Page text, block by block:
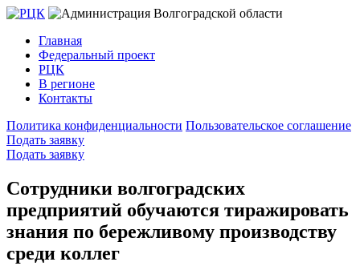
Главная
Федеральный проект
РЦК
В регионе
Контакты
Политика конфиденциальности Пользовательское соглашение
Подать заявку
Подать заявку
Сотрудники волгоградских
предприятий обучаются тиражировать
знания по бережливому производству
среди коллег